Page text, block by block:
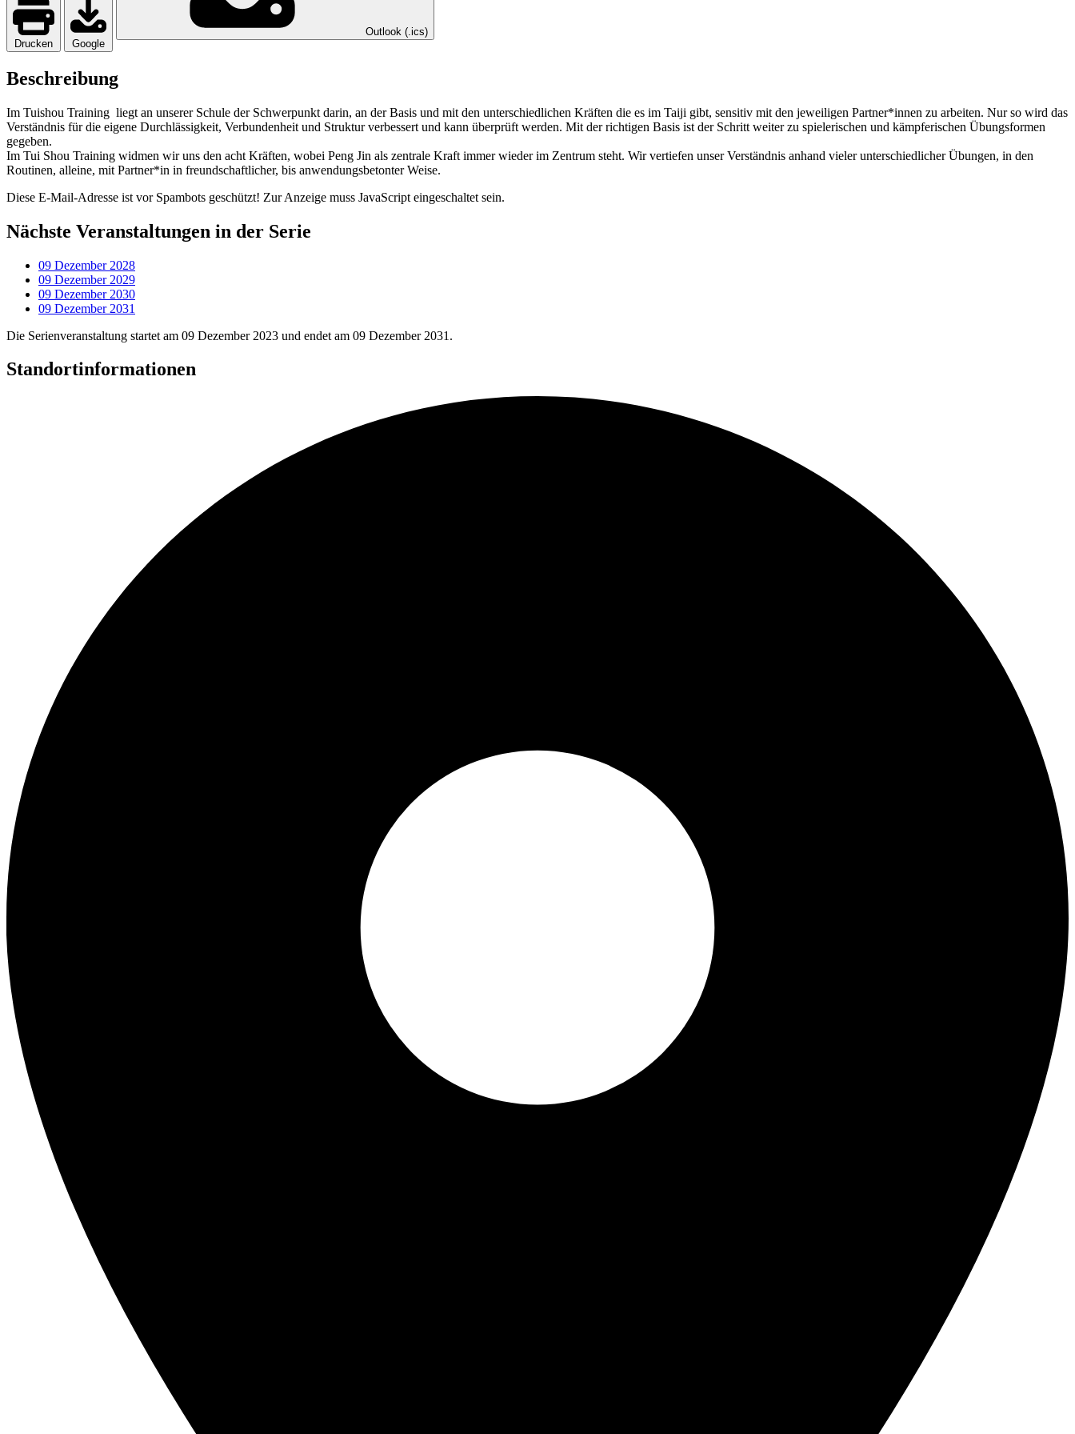
Drucken Google
Outlook (.ics)
Beschreibung
Im Tuishou Training liegt an unserer Schule der Schwerpunkt darin, an der Basis und mit den unterschiedlichen Kräften die es im Taiji gibt, sensitiv mit den jeweiligen Partner*innen zu arbeiten. Nur so wird das
Verständnis für die eigene Durchlässigkeit, Verbundenheit und Struktur verbessert und kann überprüft werden. Mit der richtigen Basis ist der Schritt weiter zu spielerischen und kämpferischen Übungsformen
gegeben.​
Im Tui Shou Training widmen wir uns den acht Kräften, wobei Peng Jin als zentrale Kraft immer wieder im Zentrum steht. Wir vertiefen unser Verständnis anhand vieler unterschiedlicher Übungen, in den
Routinen, alleine, mit Partner*in in freundschaftlicher, bis anwendungsbetonter Weise.
Diese E-Mail-Adresse ist vor Spambots geschützt! Zur Anzeige muss JavaScript eingeschaltet sein.
Nächste Veranstaltungen in der Serie
09 Dezember 2028
09 Dezember 2029
09 Dezember 2030
09 Dezember 2031
Die Serienveranstaltung startet am 09 Dezember 2023 und endet am 09 Dezember 2031.
Standortinformationen